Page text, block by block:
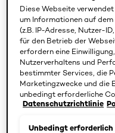
Pro-Xylane die Haut
aussehen.
Pro-Xylane ist ein
der eigens von L’Oréal
besteht aus natürlicher
europäischem
innerhalb eines
Diese Webseite
um Informationen auf
(z.B. IP-Adresse, Nutzer-
für den Betrieb der
erfordern eine
Nutzerverhaltens und
bestimmter Services, die
Marketingzwecke und die
unbedingt erforderliche
akzeptieren") oder
ebenfalls möglich und
Datenschutzrichtlinie
Unbedingt erforderlich